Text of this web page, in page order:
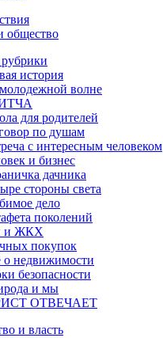
общество
рубрики
история
волне
для родителей
по душам
с интересным человеком
и бизнес
дачника
стороны света
дело
поколений
и ЖКХ
покупок
о недвижимости
безопасности
и мы
ОТВЕЧАЕТ
и власть